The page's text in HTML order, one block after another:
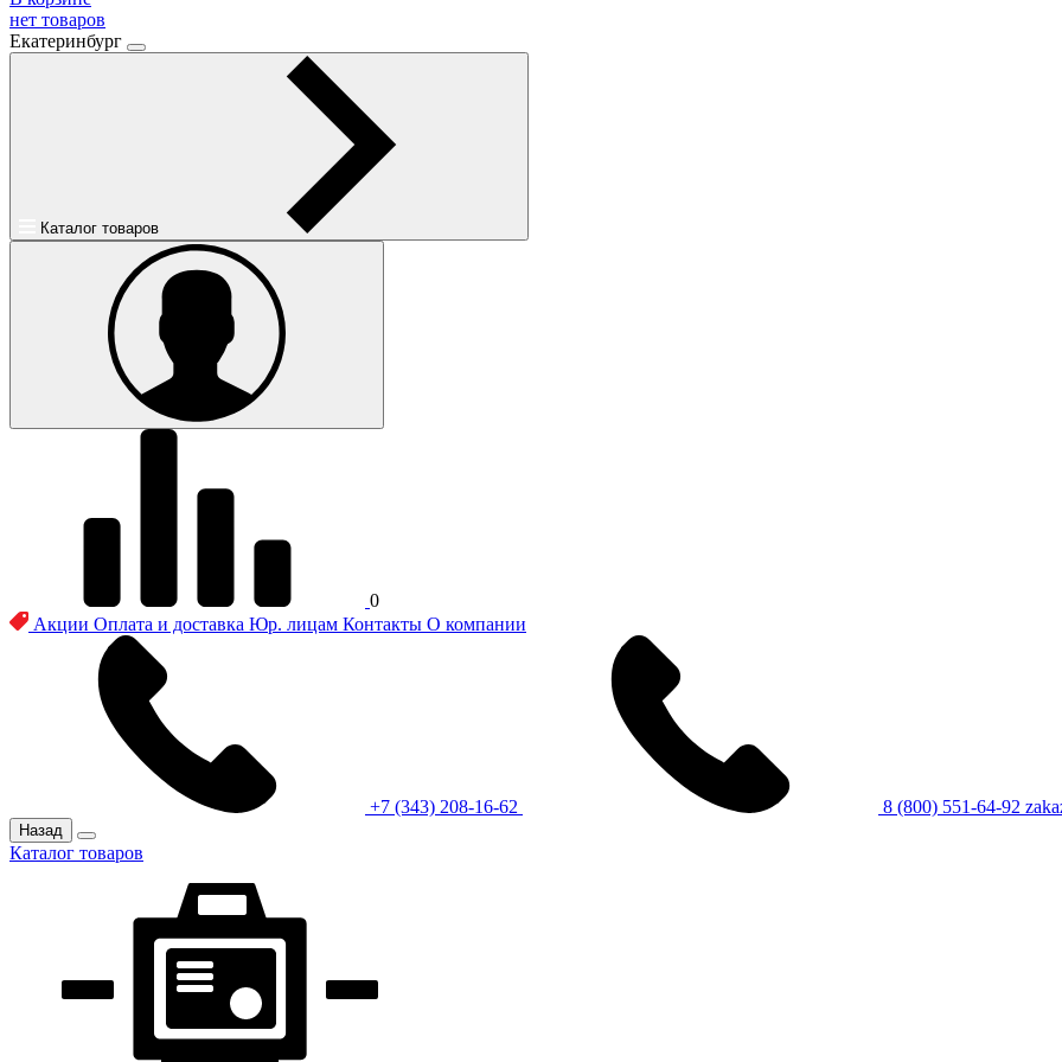
нет товаров
Екатеринбург
Каталог товаров
0
Акции Оплата и доставка Юр. лицам Контакты О компании
+7 (343) 208-16-62 8 (800) 551-64-92
Назад
Каталог товаров